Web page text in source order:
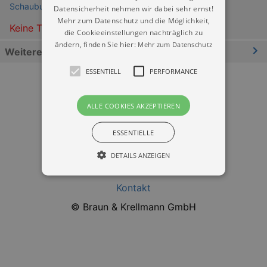
Schauburg Dresden (Kino)
Keine Termine
Weitere Informationen
Datenschutz
Kontakt
© Braun & Krellmann GmbH
Datensicherheit nehmen wir dabei sehr ernst!
Mehr zum Datenschutz und die Möglichkeit,
die Cookieeinstellungen nachträglich zu
ändern, finden Sie hier: Mehr zum Datenschutz
ESSENTIELL PERFORMANCE
ALLE COOKIES AKZEPTIEREN
ESSENTIELLE
DETAILS ANZEIGEN